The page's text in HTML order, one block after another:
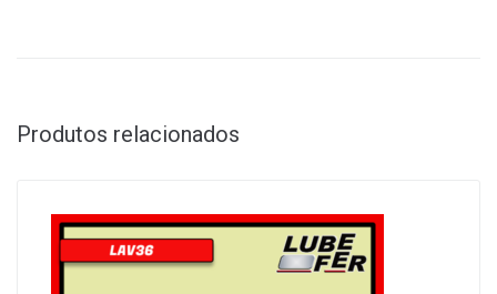
Produtos relacionados